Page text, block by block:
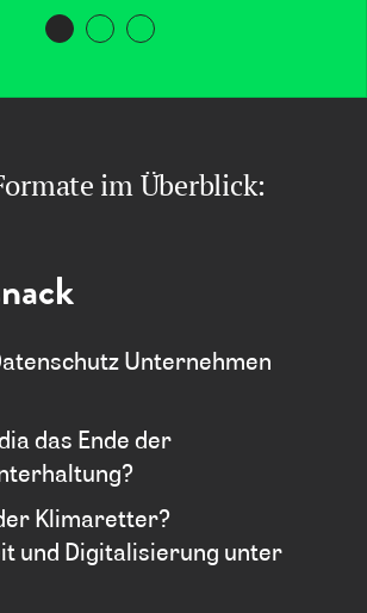
im Überblick:
Unternehmen
das Ende der
Klimaretter?
und Digitalisierung unter